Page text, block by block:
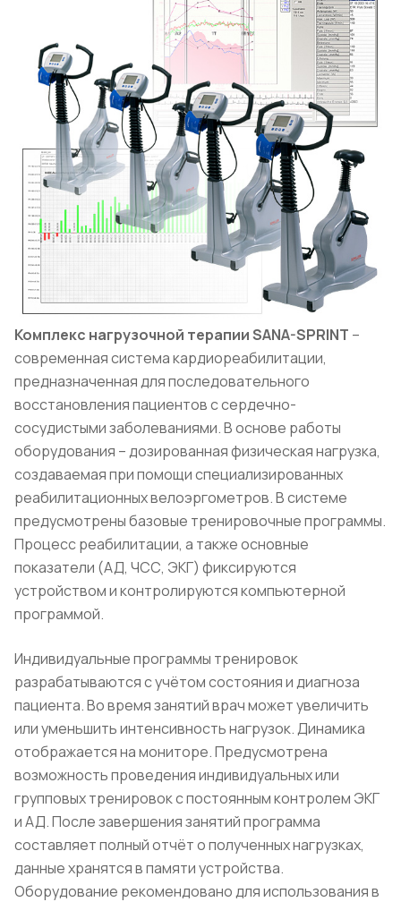
Комплекс нагрузочной терапии SANA-SPRINT –
современная система кардиореабилитации,
предназначенная для последовательного
восстановления пациентов с сердечно-
сосудистыми заболеваниями. В основе работы
оборудования – дозированная физическая нагрузка,
создаваемая при помощи специализированных
реабилитационных велоэргометров. В системе
предусмотрены базовые тренировочные программы.
Процесс реабилитации, а также основные
показатели (АД, ЧСС, ЭКГ) фиксируются
устройством и контролируются компьютерной
программой.
Индивидуальные программы тренировок
разрабатываются с учётом состояния и диагноза
пациента. Во время занятий врач может увеличить
или уменьшить интенсивность нагрузок. Динамика
отображается на мониторе. Предусмотрена
возможность проведения индивидуальных или
групповых тренировок с постоянным контролем ЭКГ
и АД. После завершения занятий программа
составляет полный отчёт о полученных нагрузках,
данные хранятся в памяти устройства.
Оборудование рекомендовано для использования в